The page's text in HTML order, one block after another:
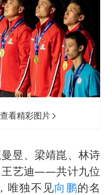
看精彩图片
昱、 梁靖崑、林诗
王艺迪——共计九位
唯独不见向鹏的名